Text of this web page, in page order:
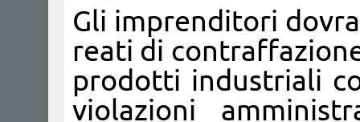
Gli imprenditori
reati di
prodotti industriali
violazioni